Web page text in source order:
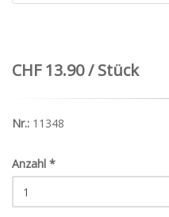
CHF 13.90 / Stück
Nr.: 11348
Anzahl *